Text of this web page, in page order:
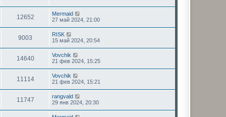
12652
Mermaid
27 май 2024, 21:00
9003
RISK
15 май 2024, 20:54
14640
Vovchik
21 фев 2024, 15:25
11114
Vovchik
21 фев 2024, 15:21
11747
rangvald
29 янв 2024, 20:30